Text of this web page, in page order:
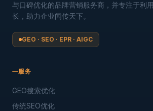
与口碑优化的品牌营销服务商，并专注于利
长，助力企业闻传天下。
GEO · SEO · EPR · AIGC
服务
GEO搜索优化
传统SEO优化